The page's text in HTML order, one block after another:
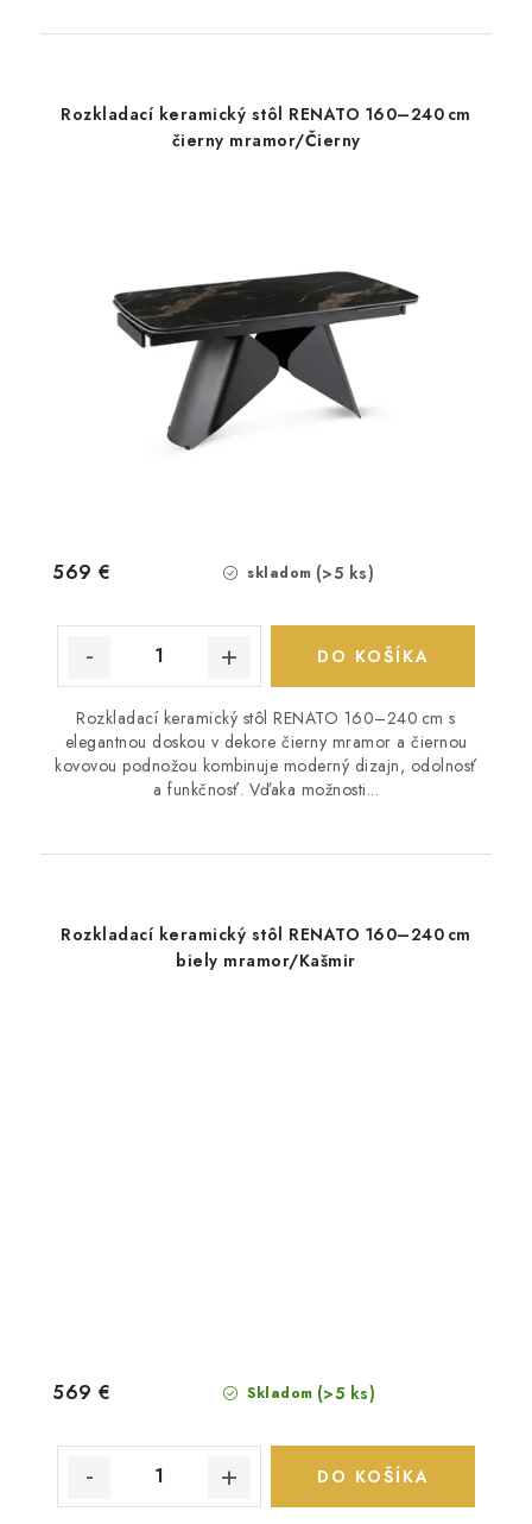
Rozkladací keramický stôl RENATO 160–240 cm
čierny mramor/Čierny
skladom (>5 ks)
569 €
DO KOŠÍKA
Rozkladací keramický stôl RENATO 160–240 cm s
elegantnou doskou v dekore čierny mramor a čiernou
kovovou podnožou kombinuje moderný dizajn, odolnosť
a funkčnosť. Vďaka možnosti...
Rozkladací keramický stôl RENATO 160–240 cm
biely mramor/Kašmir
Skladom (>5 ks)
569 €
DO KOŠÍKA